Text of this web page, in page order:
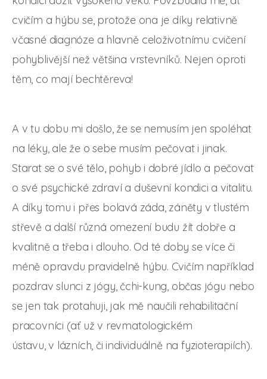
cvičím a hýbu se, protože ona je díky relativně
včasné diagnóze a hlavně celoživotnímu cvičení
pohyblivější než většina vrstevníků. Nejen oproti
těm, co mají bechtěreva!
A v tu dobu mi došlo, že se nemusím jen spoléhat
na léky, ale že o sebe musím pečovat i jinak.
Starat se o své tělo, pohyb i dobré jídlo a pečovat
o své psychické zdraví a duševní kondici a vitalitu.
A díky tomu i přes bolavá záda, záněty v tlustém
střevě a další různá omezení budu žít dobře a
kvalitně a třeba i dlouho. Od té doby se více či
méně opravdu pravidelně hýbu. Cvičím například
pozdrav slunci z jógy, čchi-kung, občas jógu nebo
se jen tak protahuji, jak mě naučili rehabilitační
pracovníci (ať už v revmatologickém
ústavu, v lázních, či individuálně na fyzioterapiích).